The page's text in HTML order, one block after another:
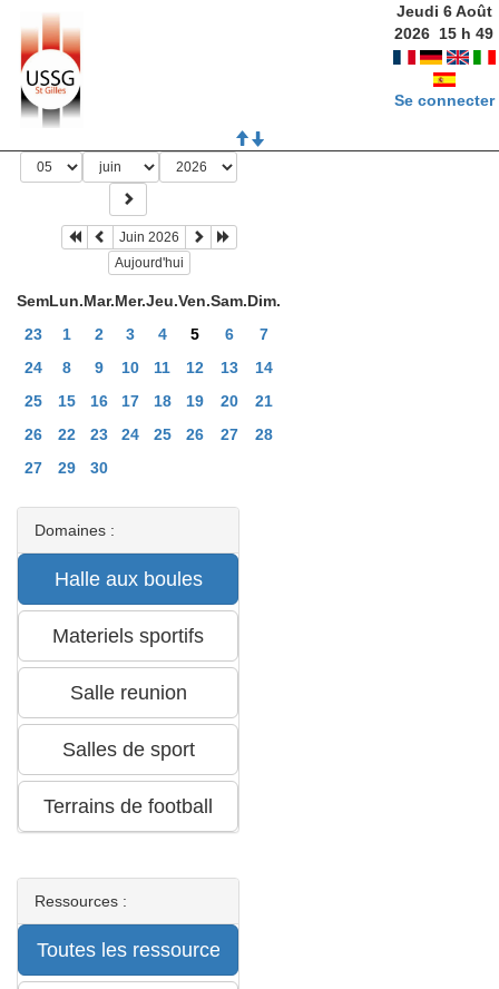
Jeudi 6 Août
2026 15 h49
Se connecter
Juin 2026
Aujourd'hui
SemLun.Mar.Mer.Jeu.Ven.Sam.Dim.
23
1 2 3 4 5 6
7
24
8 9 10 11 12 13
14
25
15 16 17 18 19 20
21
26
22 23 24 25 26 27
28
27
29 30
Domaines :
Ressources :